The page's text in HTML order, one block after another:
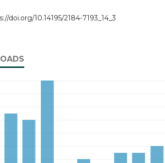
doi.org/10.14195/2184-7193_14_3